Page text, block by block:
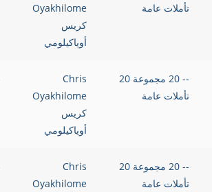
تأملات عامة
Oyakhilome
كريس
أوياكيلومي
-- 20 مجموعة 20
تأملات عامة
Chris
Oyakhilome
كريس
أوياكيلومي
-- 20 مجموعة 20
تأملات عامة
Chris
Oyakhilome